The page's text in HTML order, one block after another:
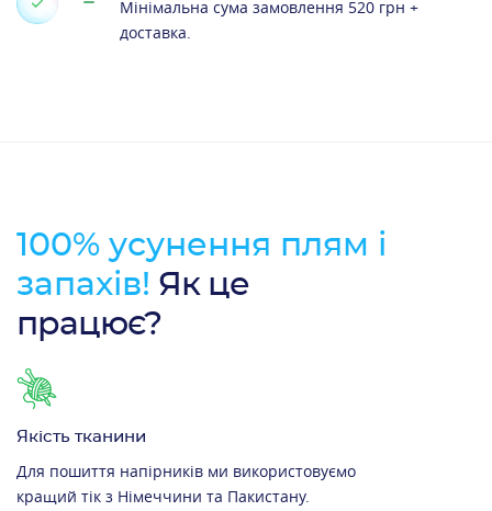
Мінімальна сума замовлення 520 грн +
доставка.
100% усунення плям і
запахів! Як це
працює?
Якість тканини
Для пошиття напірників ми використовуємо
кращий тік з Німеччини та Пакистану.